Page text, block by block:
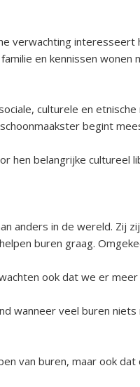
verwachting
en kennissen
culturele en
begint
hen belangrijke cultureel
anders in de wereld. Zij
buren graag.
ook dat we er
wanneer veel buren
van buren, maar ook dat